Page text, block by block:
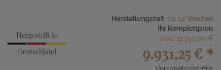
Hergestellt in
Deutschland
Herstellungszeit: ca. 12 Wochen
Ihr Komplettpreis
statt 11.350,00 €
9.931,25 € *